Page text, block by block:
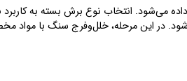
می‌شود. انتخاب نوع برش بسته به کاربرد
در این مرحله، خلل‌وفرج سنگ با مواد